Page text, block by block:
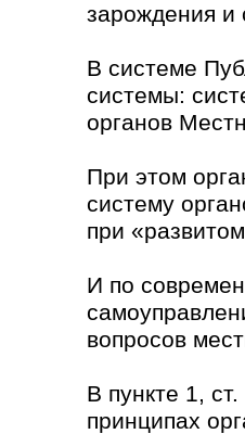
зарождения и
В системе
системы:
органов
При этом
систему
при
И по
вопросов
В пункте 1,
принципах